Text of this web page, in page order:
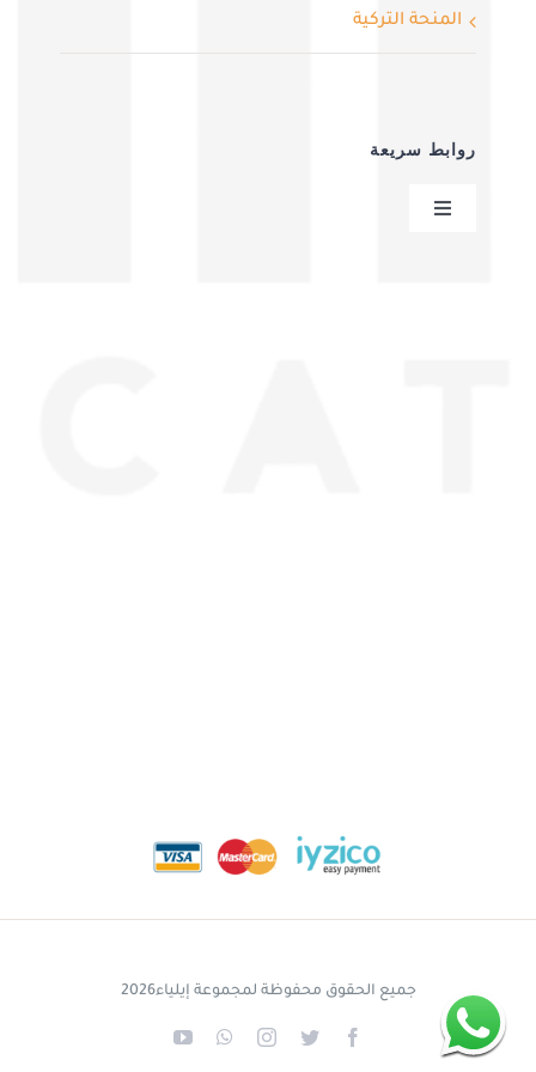
المنحة التركية
روابط سريعة
Toggle
جميع الحقوق محفوظة لمجموعة إيلياء2026